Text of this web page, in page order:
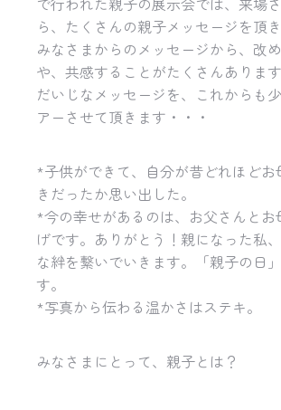
ら、たくさんの親子メッセージを頂き
みなさまからのメッセージから、改
や、 共感することがたくさんあります
だいじなメッセージを、これからも少
アーさせて頂きます・・・
*子供ができて、 自分が昔どれほど
きだったか思い出した。
*今の幸せがあるのは、お父さんとお
げです。 ありがとう！親になった私
な絆を繋いでいきます。
「親子の日
す。
*写真から伝わる温かさはステキ。
みなさまにとって、親子とは？